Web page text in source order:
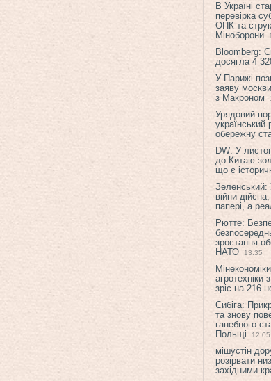
В Україні
перевірка
ОПК та
Міноборони
Bloomberg:
досягла 4
У Парижі
заяву
з Макроном
Урядовий
український
обережну
DW: У
до Китаю
що є
Зеленський:
війни
папері, а
Рютте:
зростання
НАТО
13:35
агротехніки
зріс на 216
Сибіга:
та знову
ганебного
Польщі
12:05
мішустін
розірвати
західними